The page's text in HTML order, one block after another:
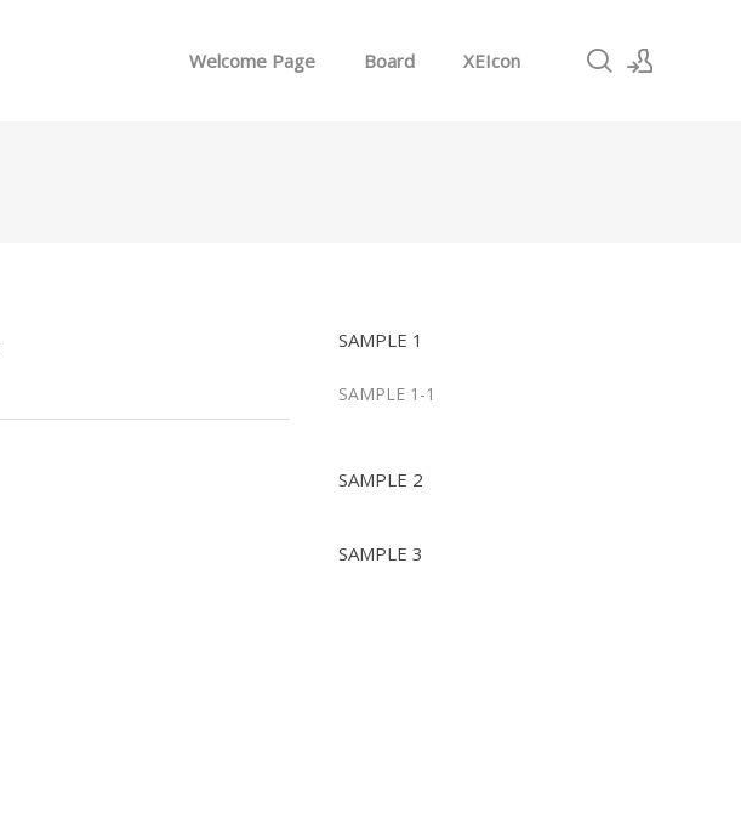
Welcome Page Board XEIcon
SAMPLE 1
SAMPLE 1-1
SAMPLE 2
SAMPLE 3